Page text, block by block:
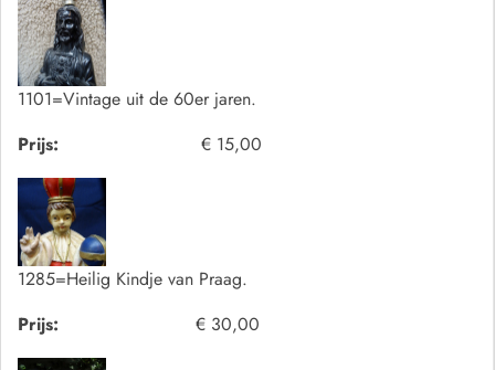
1101=Vintage uit de 60er jaren.
Prijs:
€ 15,00
1285=Heilig Kindje van Praag.
Prijs:
€ 30,00